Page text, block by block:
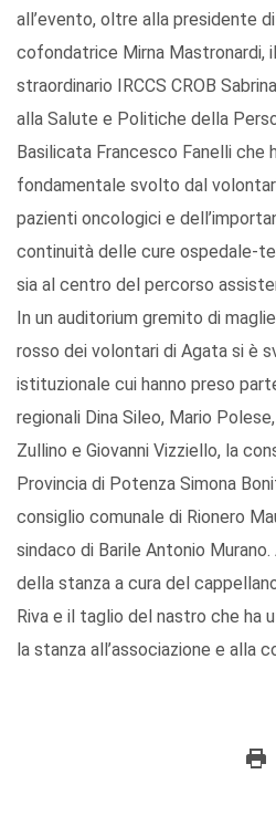
all’evento, oltre alla presidente
cofondatrice Mirna Mastronardi,
straordinario IRCCS CROB
alla Salute e Politiche della
Basilicata Francesco Fanelli che
fondamentale svolto dal
pazienti oncologici e
continuità delle cure ospedale-
sia al centro del percorso
In un auditorium gremito di
rosso dei volontari di Agata si è
istituzionale cui hanno preso
regionali Dina Sileo, Mario
Zullino e Giovanni Vizziello, la
Provincia di Potenza Simona
consiglio comunale di Rionero
sindaco di Barile Antonio
della stanza a cura del
Riva e il taglio del nastro che ha
la stanza all’associazione e alla